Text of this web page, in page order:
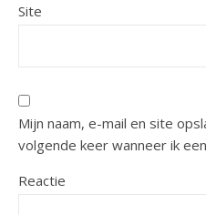
Site
Mijn naam, e-mail en site
volgende keer wanneer ik
Reactie